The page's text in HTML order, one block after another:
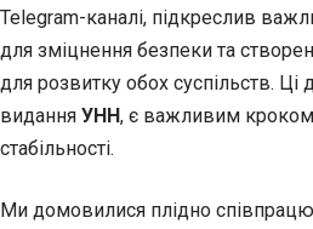
Telegram-каналі, підкреслив
для зміцнення безпеки та
для розвитку обох суспільств. Ці
видання УНН, є важливим
стабільності.
Ми домовилися плідно